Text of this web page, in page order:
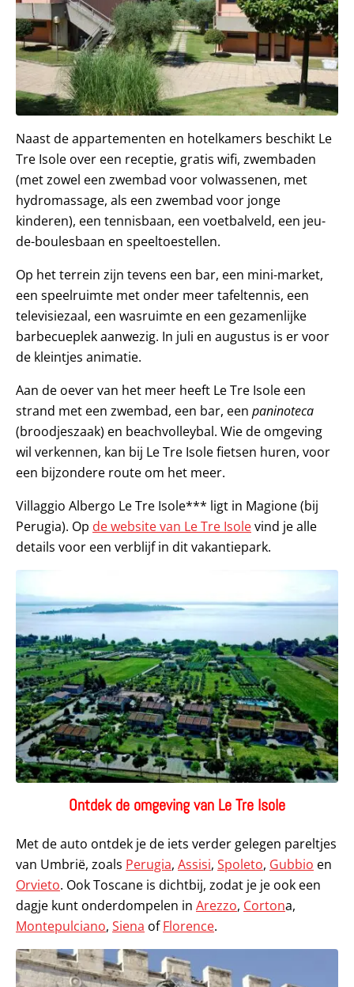
Naast de appartementen en hotelkamers beschikt Le
Tre Isole over een receptie, gratis wifi, zwembaden
(met zowel een zwembad voor volwassenen, met
hydromassage, als een zwembad voor jonge
kinderen), een tennisbaan, een voetbalveld, een jeu-
de-boulesbaan en speeltoestellen.
Op het terrein zijn tevens een bar, een mini-market,
een speelruimte met onder meer tafeltennis, een
televisiezaal, een wasruimte en een gezamenlijke
barbecueplek aanwezig. In juli en augustus is er voor
de kleintjes animatie.
Aan de oever van het meer heeft Le Tre Isole een
strand met een zwembad, een bar, een paninoteca
(broodjeszaak) en beachvolleybal. Wie de omgeving
wil verkennen, kan bij Le Tre Isole fietsen huren, voor
een bijzondere route om het meer.
Villaggio Albergo Le Tre Isole*** ligt in Magione (bij
Perugia). Op de website van Le Tre Isolevind je alle
details voor een verblijf in dit vakantiepark.
Ontdek de omgeving van Le Tre Isole
Met de auto ontdek je de iets verder gelegen pareltjes
van Umbrië, zoals Perugia, Assisi, Spoleto, Gubbio en
Orvieto. Ook Toscane is dichtbij, zodat je je ook een
dagje kunt onderdompelen in Arezzo, Cortona,
Montepulciano, Siena ofFlorence.